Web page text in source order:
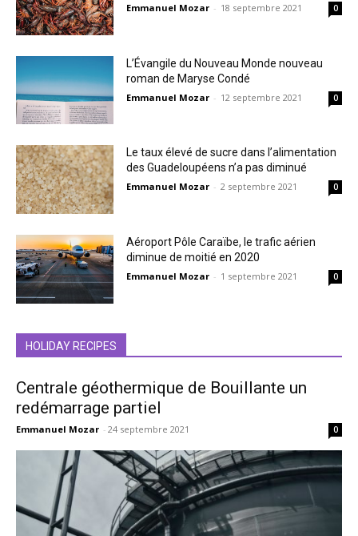
Emmanuel Mozar - 18 septembre 2021 0
L’Évangile du Nouveau Monde nouveau
roman de Maryse Condé
Emmanuel Mozar - 12 septembre 2021 0
Le taux élevé de sucre dans l’alimentation
des Guadeloupéens n’a pas diminué
Emmanuel Mozar - 2 septembre 2021 0
Aéroport Pôle Caraïbe, le trafic aérien
diminue de moitié en 2020
Emmanuel Mozar - 1 septembre 2021 0
HOLIDAY RECIPES
Centrale géothermique de Bouillante un
redémarrage partiel
Emmanuel Mozar - 24 septembre 2021 0